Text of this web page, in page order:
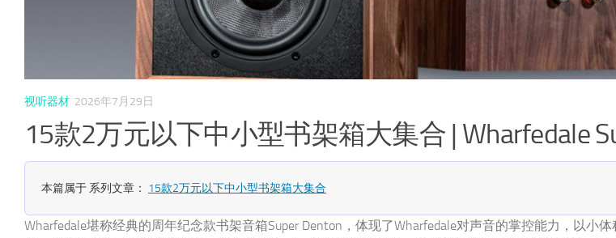
视听器材 2026年7月30日
15款2万元以下中小型书架箱大集合 | Xavian诗韵
本篇属于 系列文章： 15款2万元以下中小型书架箱大集合
Xavian（诗韵）Joy音箱适合在小空间的场合使用，小声放音乐时也能让你听到许多音乐的细节、纹理